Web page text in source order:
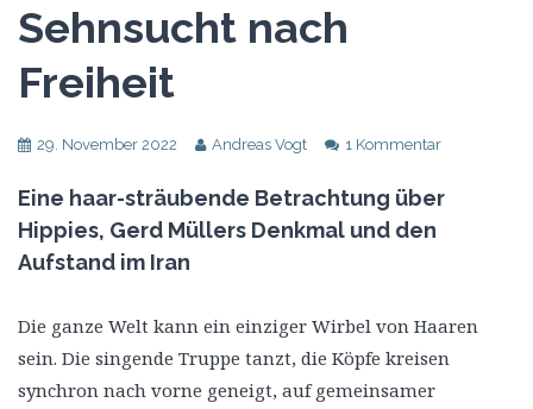
Sehnsucht nach
Freiheit
29. November 2022 Andreas Vogt 1 Kommentar
Eine haar-sträubende Betrachtung über
Hippies, Gerd Müllers Denkmal und den
Aufstand im Iran
Die ganze Welt kann ein einziger Wirbel von Haaren
sein. Die singende Truppe tanzt, die Köpfe kreisen
synchron nach vorne geneigt, auf gemeinsamer